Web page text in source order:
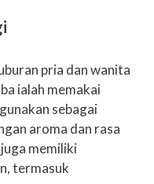
pria dan wanita
ialah memakai
sebagai
aroma dan rasa
memiliki
termasuk